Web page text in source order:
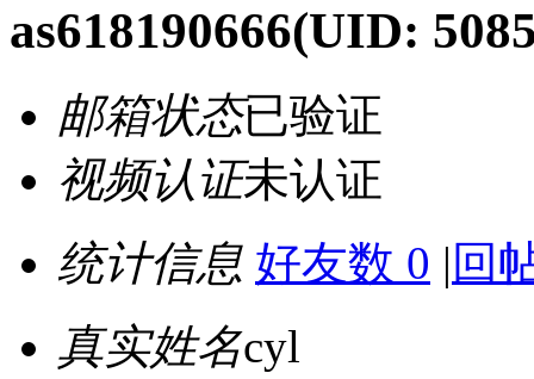
as618190666(UID:
邮箱状态已验证
视频认证未认证
统计信息 好友数 0 | 回
真实姓名cyl